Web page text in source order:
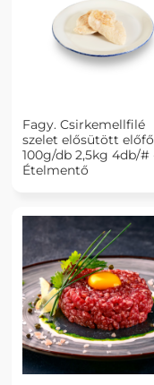
Fagy. Csirkemellfilé
szelet elősütött
100g/db 2,5kg 4db/#
Ételmentő